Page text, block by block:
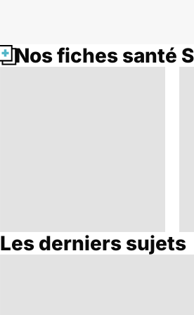
Nos fiches santé
Bien dormir, mais...
Les derniers sujets